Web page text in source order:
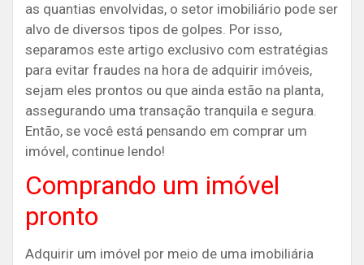
as quantias envolvidas, o setor imobiliário pode ser
alvo de diversos tipos de golpes. Por isso,
separamos este artigo exclusivo com estratégias
para evitar fraudes na hora de adquirir imóveis,
sejam eles prontos ou que ainda estão na planta,
assegurando uma transação tranquila e segura.
Então, se você está pensando em comprar um
imóvel, continue lendo!
Comprando um imóvel
pronto
Adquirir um imóvel por meio de uma imobiliária